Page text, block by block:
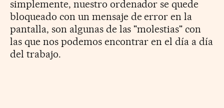
simplemente, nuestro ordenador se quede
bloqueado con un mensaje de error en la
pantalla, son algunas de las "molestias" con
las que nos podemos encontrar en el día a día
del trabajo.